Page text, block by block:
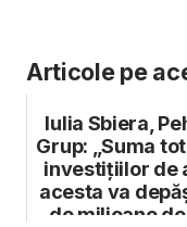
Articole pe
Iulia Sbiera,
Grup: „Suma
investițiilor de
acesta va
de milioane de